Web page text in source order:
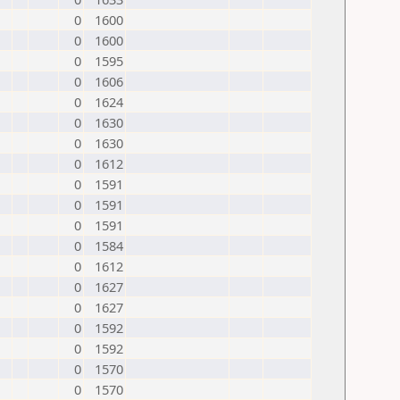
0
1600
0
1600
0
1595
0
1606
0
1624
0
1630
0
1630
0
1612
0
1591
0
1591
0
1591
0
1584
0
1612
0
1627
0
1627
0
1592
0
1592
0
1570
0
1570